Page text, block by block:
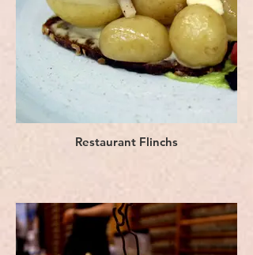
Restaurant Flinchs